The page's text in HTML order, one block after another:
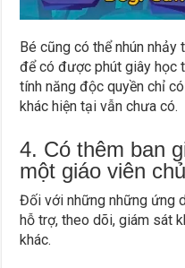
Bé cũng có thể nhún
để có được phút giây học
tính năng độc quyền chỉ
khác hiện tại vẫn chưa có.
4. Có thêm ban
một giáo viên
Đối với những những ứng
hỗ trợ, theo dõi, giám sát
khác.